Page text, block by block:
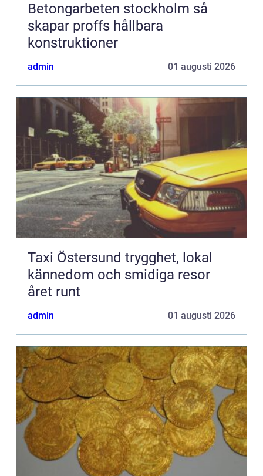
Betongarbeten stockholm så
skapar proffs hållbara
konstruktioner
admin 01 augusti 2026
Taxi Östersund trygghet, lokal
kännedom och smidiga resor
året runt
admin 01 augusti 2026